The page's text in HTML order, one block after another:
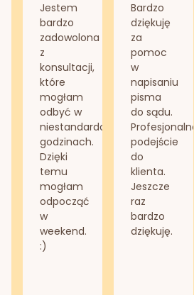
Jestem
bardzo
zadowolona
z
konsultacji,
które
mogłam
odbyć w
niestandardowych
godzinach.
Dzięki
temu
mogłam
odpocząć
w
weekend.
:)
Bardzo
dziękuję
za
pomoc
w
napisaniu
pisma
do sądu.
Profesjonalne
podejście
do
klienta.
Jeszcze
raz
bardzo
dziękuję.